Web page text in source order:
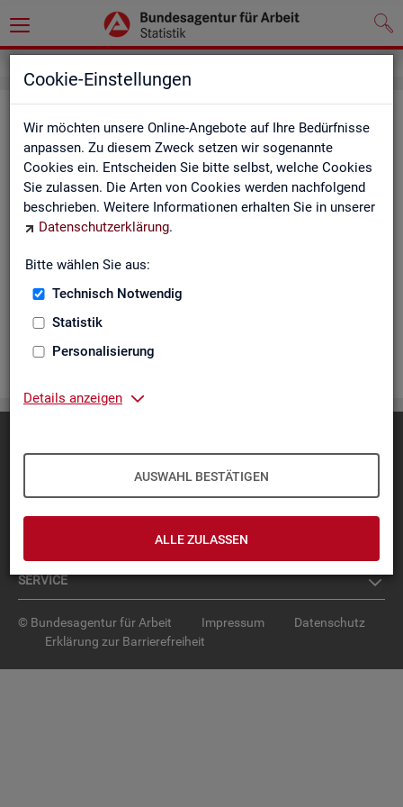
Cookie-Einstellungen
Wir möchten unsere Online-Angebote auf Ihre Bedürfnisse
anpassen. Zu diesem Zweck setzen wir sogenannte
Cookies ein. Entscheiden Sie bitte selbst, welche Cookies
Sie zulassen. Die Arten von Cookies werden nachfolgend
beschrieben. Weitere Informationen erhalten Sie in unserer
Datenschutzerklärung.
Bitte wählen Sie aus:
Technisch Notwendig
Statistik
Personalisierung
Details anzeigen
AUSWAHL BESTÄTIGEN
ALLE ZULASSEN
Ge­mein­de­da­ten der so­zi­al­ver­si­che­
rungs­pflich­tig Be­schäf­tig­ten nach
Wohn- und Ar­beits­ort - Deutsch­
land, Län­der, Krei­se und Ge­mein­den
(Jah­res­zah­len)
Die Ta­bel­len er­schei­nen jähr­lich und ent­hal­ten In­for­ma­tio­nen
über Be­stand, Ar­beits­ort, Wohn­ort, Ge­schlecht, Äl­te­re, Aus­
Be­trie­be / Be­triebs­grö­ße, Pend­ler und wei­te­re Merk­ma­le.
SER­VICE
© Bundesagentur für Arbeit Impressum
Datenschutz
Erklärung zur Barrierefreiheit